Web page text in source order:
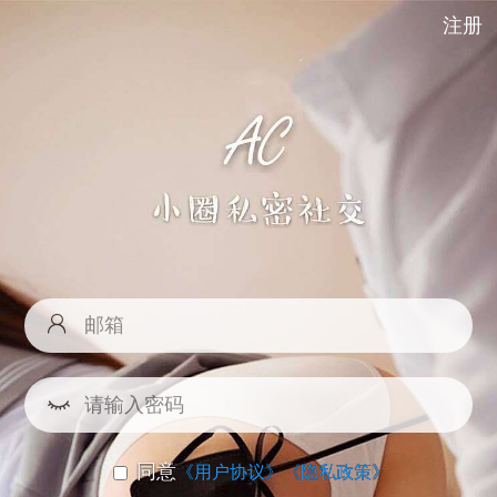
注册
同意《用户协议》《隐私政策》